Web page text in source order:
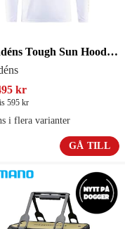
Grundéns Tough Sun Hoodie Vit Herr
kr
595 kr
i flera varianter
GÅ TILL